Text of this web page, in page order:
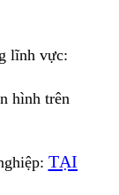
lĩnh vực:
hình trên
TẠI